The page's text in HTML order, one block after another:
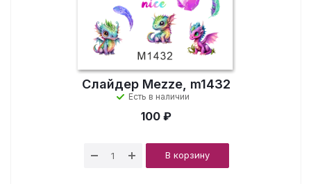
Слайдер Mezze, m1432
Есть в наличии
100 ₽
В корзину